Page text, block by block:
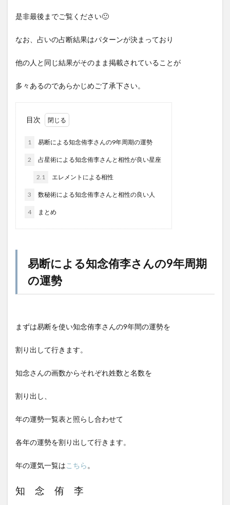
是非最後までご覧ください🙂
なお、占いの占断結果はパターンが決まっており
他の人と同じ結果がそのまま掲載されていることが
多々あるのであらかじめご了承下さい。
目次
1 易断による知念侑李さんの9年周期の運勢
2 占星術による知念侑李さんと相性が良い星座
2.1 エレメントによる相性
3 数秘術による知念侑李さんと相性の良い人
4 まとめ
易断による知念侑李さんの9年周期
の運勢
まずは易断を使い知念侑李さんの9年間の運勢を
割り出して行きます。
知念さんの画数からそれぞれ姓数と名数を
割り出し、
年の運勢一覧表と照らし合わせて
各年の運勢を割り出して行きます。
年の運気一覧は こちら 。
知 念 侑 李